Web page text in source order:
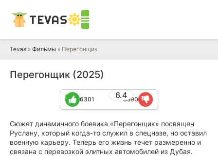
TEVAS
Tevas » Фильмы » Перегонщик
Перегонщик (2025)
6.4
6301 3590
Сюжет динамичного боевика «Перегонщик» посвящен
Руслану, который когда-то служил в спецназе, но оставил
военную карьеру. Теперь его жизнь течет размеренно и
связана с перевозкой элитных автомобилей из Дубая.